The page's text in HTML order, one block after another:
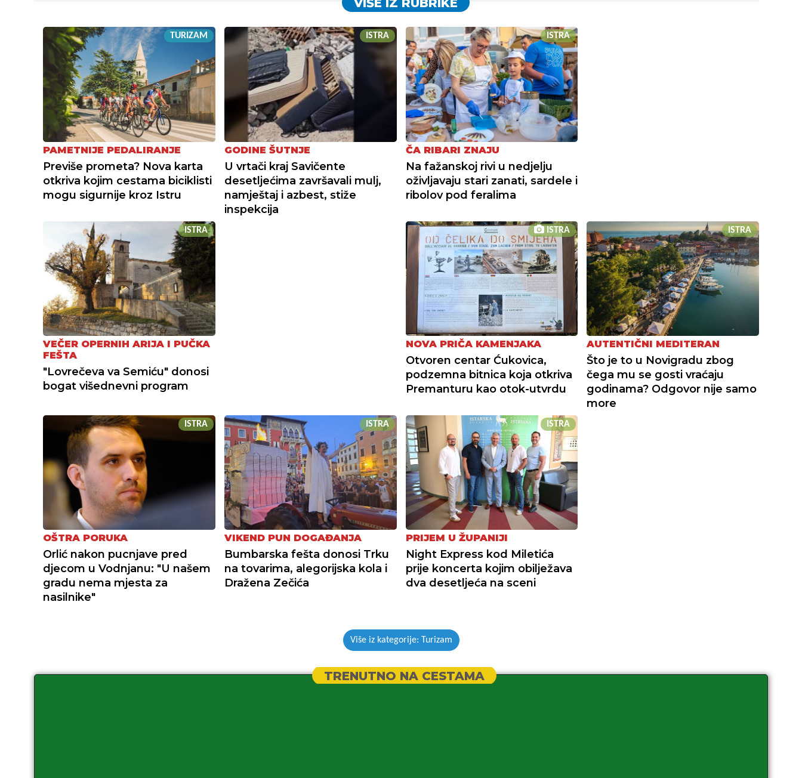
VIŠE IZ RUBRIKE
TURIZAM
PAMETNIJE PEDALIRANJE
Previše prometa? Nova karta
otkriva kojim cestama biciklisti
mogu sigurnije kroz Istru
ISTRA
GODINE ŠUTNJE
U vrtači kraj Savičente
desetljećima završavali mulj,
namještaj i azbest, stiže
inspekcija
ISTRA
ČA RIBARI ZNAJU
Na fažanskoj rivi u nedjelju
oživljavaju stari zanati, sardele i
ribolov pod feralima
ISTRA
VEČER OPERNIH ARIJA I PUČKA
FEŠTA
"Lovrečeva va Semiću" donosi
bogat višednevni program
ISTRA
NOVA PRIČA KAMENJAKA
Otvoren centar Ćukovica,
podzemna bitnica koja otkriva
Premanturu kao otok-utvrdu
ISTRA
AUTENTIČNI MEDITERAN
Što je to u Novigradu zbog
čega mu se gosti vraćaju
godinama? Odgovor nije samo
more
ISTRA
OŠTRA PORUKA
Orlić nakon pucnjave pred
djecom u Vodnjanu: "U našem
gradu nema mjesta za
nasilnike"
ISTRA
VIKEND PUN DOGAĐANJA
Bumbarska fešta donosi Trku
na tovarima, alegorijska kola i
Dražena Zečića
ISTRA
PRIJEM U ŽUPANIJI
Night Express kod Miletića
prije koncerta kojim obilježava
dva desetljeća na sceni
Više iz kategorije: Turizam
TRENUTNO NA CESTAMA